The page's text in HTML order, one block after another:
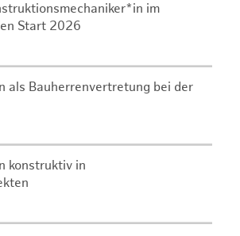
im
Start 2026
als Bauherrenvertretung bei der
konstruktiv in